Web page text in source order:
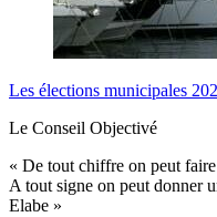
Les élections municipales
Le Conseil Objectivé
« De tout chiffre on peut
A tout signe on peut donner
Elabe »